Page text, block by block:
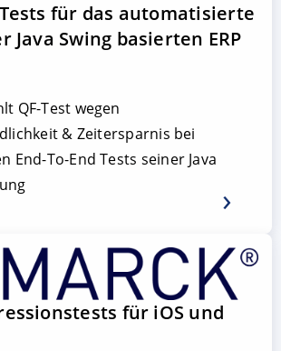
für das automatisierte
Java Swing basierten ERP
QF-Test wegen
& Zeitersparnis bei
End-To-End Tests seiner Java
für iOS und